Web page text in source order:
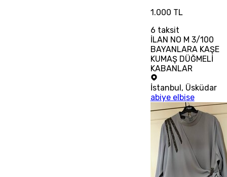
1.000 TL
6 taksit
İLAN NO M 3/100
BAYANLARA KAŞE
KUMAŞ DÜĞMELİ
KABANLAR
İstanbul, Üsküdar
abiye elbise